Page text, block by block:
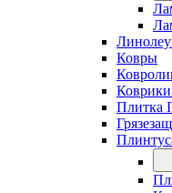
Ковры
Плитка